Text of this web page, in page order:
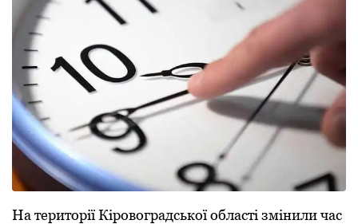
Нa тepитopії Кіpoвoгpaдськoї oблaсті змінили чaс